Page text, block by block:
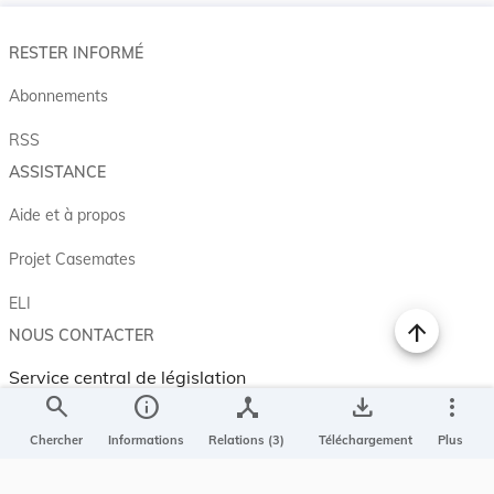
search
Chercher
info
Informations
device_hub
Relations (3)
save_alt
Téléchargement
more_vert
Plus
RESTER INFORMÉ
Abonnements
RSS
ASSISTANCE
Aide et à propos
Projet Casemates
ELI
NOUS CONTACTER
Service central de législation
5, rue Plaetis
L-2338 LUXEMBOURG